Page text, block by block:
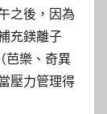
之後，因為
充鎂離子
芭樂、奇異
壓力管理得